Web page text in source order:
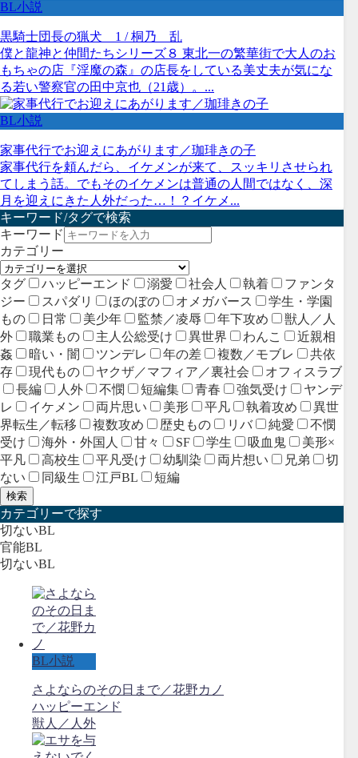
BL小説
黒騎士団長の猟犬 1 / 桐乃 乱
僕と龍神と仲間たちシリーズ８ 東北一の繁華街で大人のお
もちゃの店『淫魔の森』の店長をしている美丈夫が気にな
る若い警察官の田中京也（21歳）。...
BL小説
家事代行でお迎えにあがります／珈琲きの子
家事代行を頼んだら、イケメンが来て、スッキリさせられ
てしまう話。でもそのイケメンは普通の人間ではなく、深
月を迎えにきた人外だった…！？イケメ...
キーワード/タグで検索
キーワード
カテゴリー
タグ ハッピーエンド 溺愛 社会人 執着
ファンタ
ジー
スパダリ ほのぼの オメガバース
学生・学園
もの
日常 美少年 監禁／凌辱 年下攻め
獣人／人
外
職業もの 主人公総受け 異世界 わんこ
近親相
姦
暗い・闇 ツンデレ 年の差 複数／モブレ
共依
存
現代もの ヤクザ／マフィア／裏社会
オフィスラブ
長編
人外 不憫 短編集 青春 強気受け
ヤンデ
レ
イケメン 両片思い 美形 平凡 執着攻め
異世
界転生／転移
複数攻め 歴史もの リバ 純愛
不憫
受け
海外・外国人 甘々 SF 学生 吸血鬼
美形×
平凡
高校生 平凡受け 幼馴染 両片想い 兄弟
切
ない
同級生 江戸BL 短編
検索
カテゴリーで探す
切ないBL
官能BL
切ないBL
BL小説
さよならのその日まで／花野カノ
ハッピーエンド
獣人／人外